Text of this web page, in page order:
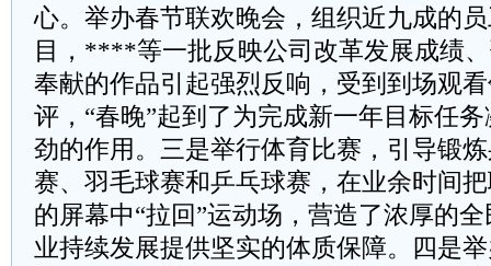
心。举办春节联欢晚会，组织近九成的
目，****等一批反映公司改革发展成绩
奉献的作品引起强烈反响，受到到场观
评，“春晚”起到了为完成新一年目标任
劲的作用。三是举行体育比赛，引导锻
赛、羽毛球赛和乒乓球赛，在业余时间
的屏幕中“拉回”运动场，营造了浓厚的
业持续发展提供坚实的体质保障。四是